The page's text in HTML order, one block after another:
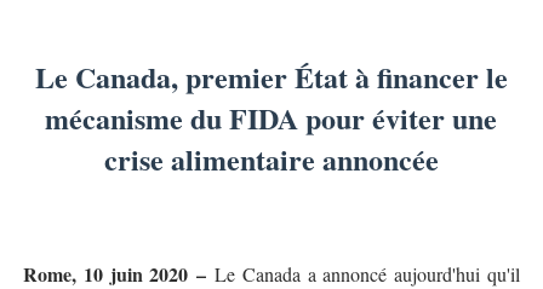
Le Canada, premier État à financer le
mécanisme du FIDA pour éviter une
crise alimentaire annoncée
Rome, 10 juin 2020 – Le Canada a annoncé aujourd'hui qu'il